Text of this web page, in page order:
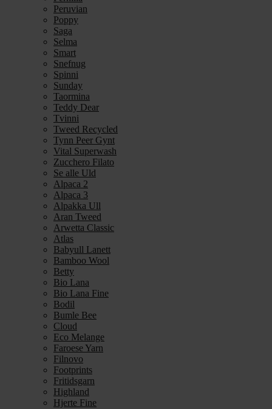
Peruvian
Poppy
Saga
Selma
Smart
Snefnug
Spinni
Sunday
Taormina
Teddy Dear
Tvinni
Tweed Recycled
Tynn Peer Gynt
Vital Superwash
Zucchero Filato
Se alle Uld
Alpaca 2
Alpaca 3
Alpakka Ull
Aran Tweed
Arwetta Classic
Atlas
Babyull Lanett
Bamboo Wool
Betty
Bio Lana
Bio Lana Fine
Bodil
Bumle Bee
Cloud
Eco Melange
Faroese Yarn
Filnovo
Footprints
Fritidsgarn
Highland
Hjerte Fine